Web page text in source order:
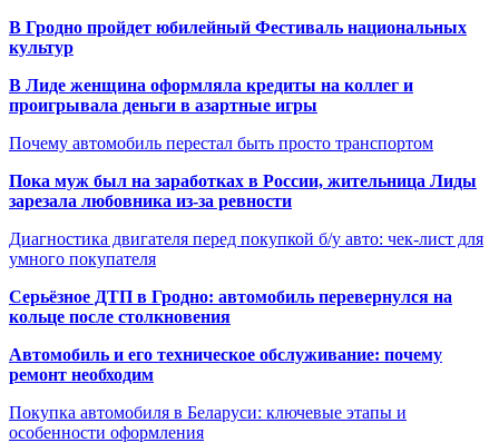
В Гродно пройдет юбилейный Фестиваль национальных
культур
В Лиде женщина оформляла кредиты на коллег и
проигрывала деньги в азартные игры
Почему автомобиль перестал быть просто транспортом
Пока муж был на заработках в России, жительница Лиды
зарезала любовника из-за ревности
Диагностика двигателя перед покупкой б/у авто: чек-лист для
умного покупателя
Серьёзное ДТП в Гродно: автомобиль перевернулся на
кольце после столкновения
Автомобиль и его техническое обслуживание: почему
ремонт необходим
Покупка автомобиля в Беларуси: ключевые этапы и
особенности оформления